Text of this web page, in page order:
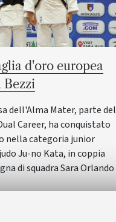
d'oro europea
Bezzi
dell'Alma Mater, parte del
Career, ha conquistato
nella categoria junior
Ju-no Kata, in coppia
di squadra Sara Orlando